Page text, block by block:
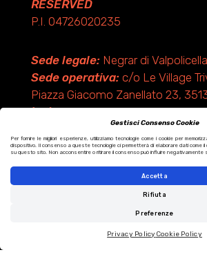
Gestisci Consenso Cookie
Per fornire le migliori esperienze, utilizziamo tecnologie come i cookie per
dispositivo. Il consenso a queste tecnologie ci permetterà di elaborare dati come il
su questo sito. Non acconsentire o ritirare il consenso può influire
Accetta
Rifiuta
Preferenze
Privacy PolicyCookie Policy
RESERVED
P.I. 04726020235
Sede legale:Negrar di Valpolicella
Sede operativa:c/o Le Village
Piazza Giacomo Zanellato 23,
(PD)
Design by KF ADV
Development by Italix.net